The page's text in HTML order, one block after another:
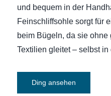
und bequem in der
Feinschliffsohle sorgt für
beim Bügeln, da sie
Textilien gleitet – selbst
Ding ansehen